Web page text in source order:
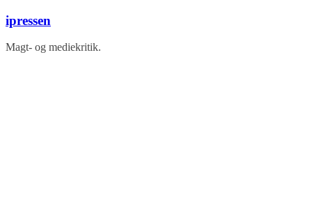
Skip
to
content
ipressen
Magt- og mediekritik.